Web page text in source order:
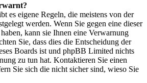
es eigene Regeln, die meistens von der
werden. Wenn Sie gegen eine dieser
kann sie Ihnen eine Verwarnung
Sie, dass dies die Entscheidung der
Boards ist und phpBB Limited nichts
zu tun hat. Kontaktieren Sie einen
Sie sich die nicht sicher sind, wieso Sie